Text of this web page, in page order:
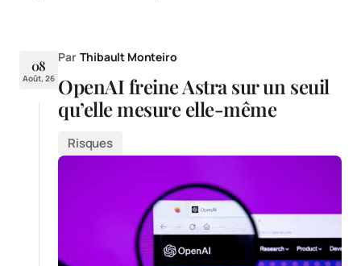
08
Août, 26
Par Thibault Monteiro
OpenAI freine Astra sur un seuil
qu’elle mesure elle-même
Risques